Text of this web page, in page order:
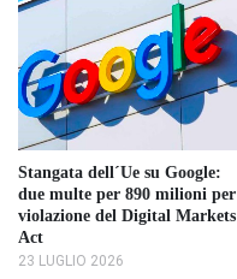
Stangata dell´Ue su Google:
due multe per 890 milioni per
violazione del Digital Markets
Act
23 LUGLIO 2026